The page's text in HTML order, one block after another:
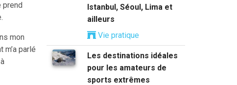
prend
mon
parlé
Istanbul, Séoul, Lima et
ailleurs
Vie pratique
Les destinations idéales
pour les amateurs de
sports extrêmes